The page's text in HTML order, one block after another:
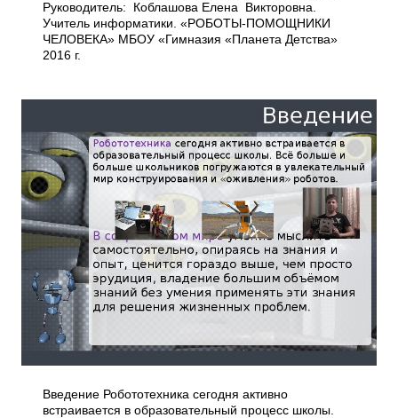
Руководитель: Коблашова Елена Викторовна.
Учитель информатики. «РОБОТЫ-ПОМОЩНИКИ
ЧЕЛОВЕКА» МБОУ «Гимназия «Планета Детства»
2016 г.
Введение Робототехника сегодня активно
встраивается в образовательный процесс школы.